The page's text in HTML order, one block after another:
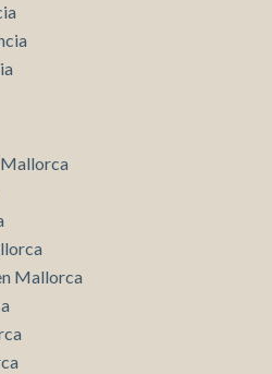
Mallorca
Mallorca